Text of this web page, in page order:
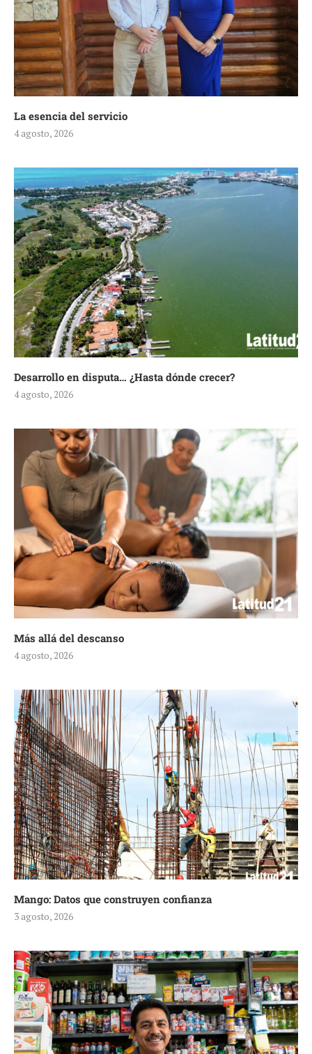
La esencia del servicio
4 agosto, 2026
Desarrollo en disputa… ¿Hasta dónde crecer?
4 agosto, 2026
Más allá del descanso
4 agosto, 2026
Mango: Datos que construyen confianza
3 agosto, 2026